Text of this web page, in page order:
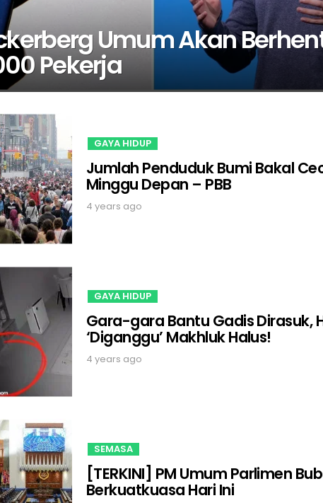
Umum Akan
Pekerja
GAYA HIDUP
Jumlah Penduduk Bumi Bakal
Minggu Depan – PBB
4 years ago
GAYA HIDUP
Gara-gara Bantu Gadis Dirasuk,
‘Diganggu’ Makhluk Halus!
4 years ago
SEMASA
[TERKINI] PM Umum Parlimen
Berkuatkuasa Hari Ini